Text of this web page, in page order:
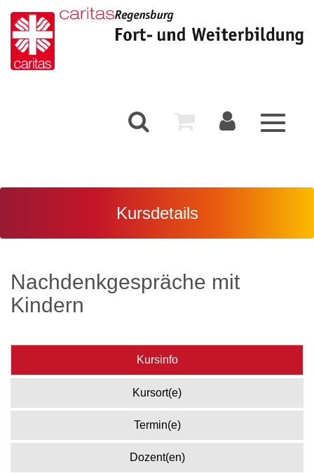
Toggle
Kursdetails
Nachdenkgespräche mit
Kindern
Kursinfo
Kursort(e)
Termin(e)
Dozent(en)